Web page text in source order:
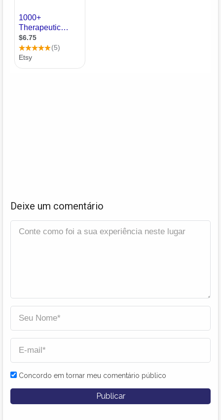
Deixe um comentário
Concordo em tornar meu comentário público